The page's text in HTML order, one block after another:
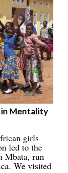
in Mentality
girls
led to the
Mbata, run
We visited